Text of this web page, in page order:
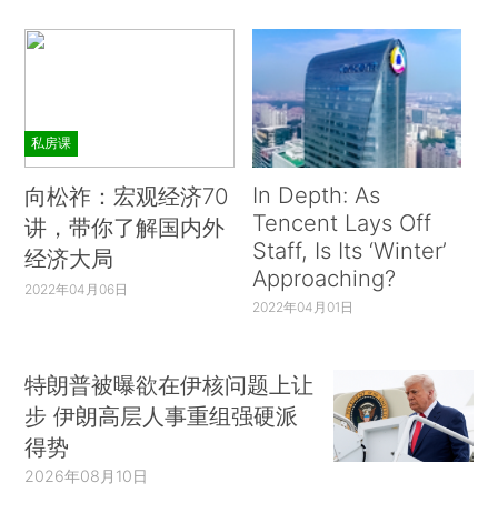
私房课
向松祚：宏观经济70
讲，带你了解国内外
经济大局
2022年04月06日
In Depth: As
Tencent Lays Off
Staff, Is Its ‘Winter’
Approaching?
2022年04月01日
特朗普被曝欲在伊核问题上让
步 伊朗高层人事重组强硬派
得势
2026年08月10日